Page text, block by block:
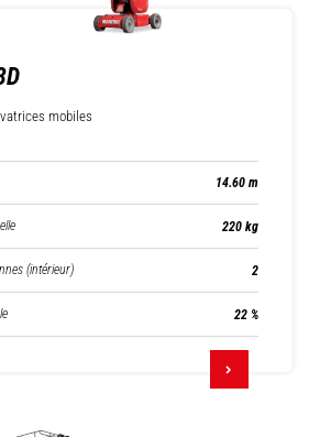
mobiles
14.60 m
220 kg
(intérieur) 2
22 %